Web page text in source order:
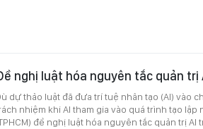
nghị luật hóa nguyên tắc quản trị
dự thảo luật đã đưa trí tuệ nhân tạo (AI) vào
nhiệm khi AI tham gia vào quá trình tạo
đề nghị luật hóa nguyên tắc quản trị AI